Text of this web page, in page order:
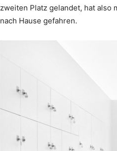
zweiten Platz gelandet, hat
nach Hause gefahren.